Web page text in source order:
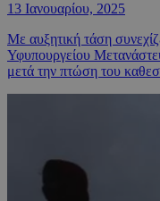
13 Ιανουαρίου, 2025
Με αυξητική τάση
Υφυπουργείου
μετά την πτώση του